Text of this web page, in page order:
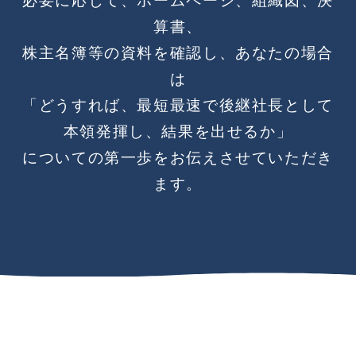
算書、
株主名簿等の資料を確認し、あなたの場合
は
「どうすれば、最短最速で後継社長として
本領発揮し、結果を出せるか」
についての第一歩をお伝えさせていただき
ます。